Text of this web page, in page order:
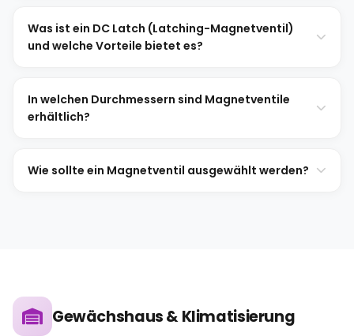
Was ist ein DC Latch (Latching-Magnetventil)
und welche Vorteile bietet es?
In welchen Durchmessern sind Magnetventile
erhältlich?
Wie sollte ein Magnetventil ausgewählt werden?
Gewächshaus & Klimatisierung